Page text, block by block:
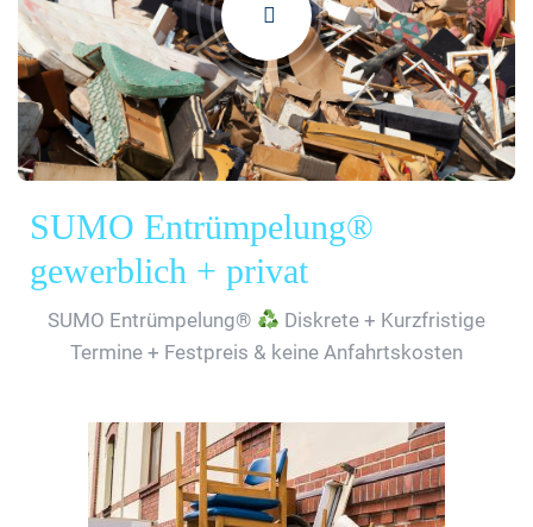
SUMO Entrümpelung®
gewerblich + privat
SUMO Entrümpelung®
Diskrete + Kurzfristige
Termine + Festpreis & keine Anfahrtskosten